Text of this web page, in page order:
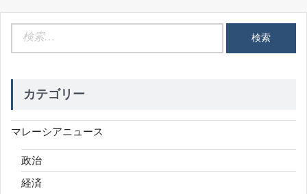
カテゴリー
マレーシアニュース
政治
経済